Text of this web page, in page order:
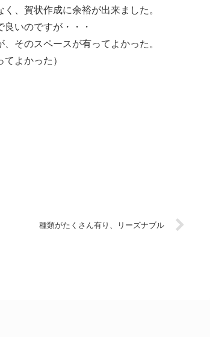
、賀状作成に余裕が出来ました。
いのですが・・・
そのスペースが有ってよかった。
よかった）
種類がたくさん有り、リーズナブル